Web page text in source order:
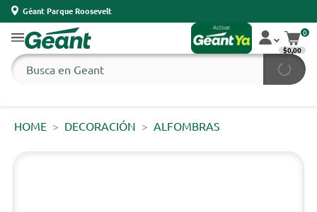
Géant Parque Roosevelt
0
$0,00
HOME DECORACIÓN ALFOMBRAS